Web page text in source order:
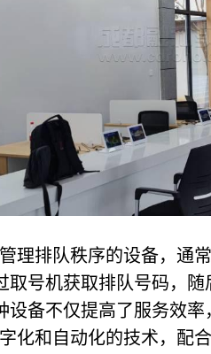
理排队秩序的设备，通
取号机获取排队号码，
备不仅提高了服务效率
化和自动化的技术，配